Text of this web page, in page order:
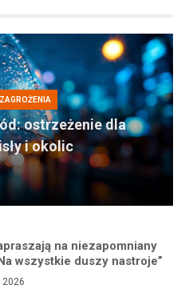
ZAGROŻENIA
ostrzeżenie dla
i okolic
na niezapomniany
wszystkie duszy nastroje”
2026